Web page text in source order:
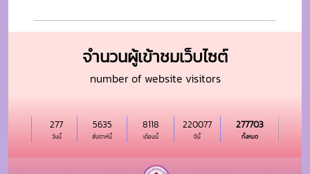
จำนวนผู้เข้าชมเว็บไซต์
number of website visitors
วันนี้
277
สัปดาห์นี้
5635
เดือนนี้
8118
ปีนี้
220077
ทั้งหมด
277703